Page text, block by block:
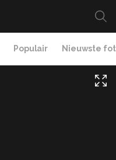
Populair Nieuwste